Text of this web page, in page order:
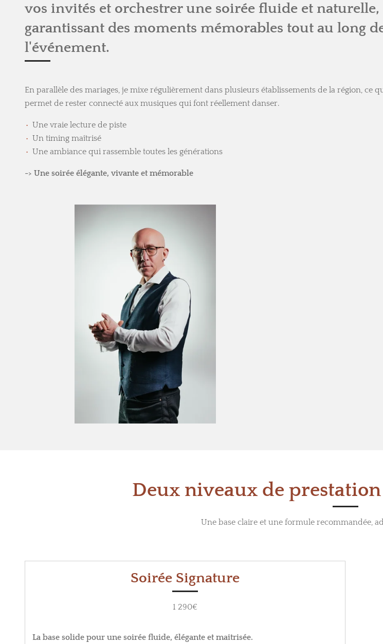
vos invités et orchestrer une soirée fluide et naturelle,
garantissant des moments mémorables tout au long
l'événement.
En parallèle des mariages, je mixe régulièrement dans plusieurs établissements de la région, ce
permet de rester connecté aux musiques qui font réellement danser.
Une vraie lecture de piste
Un timing maîtrisé
Une ambiance qui rassemble toutes les générations
-> Une soirée élégante, vivante et mémorable
Deux niveaux de
Une base claire et une formule recommandée,
Soirée Signature
1 290€
La base solide pour une soirée fluide, élégante et maîtrisée.